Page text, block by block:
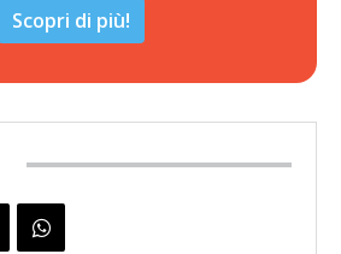
Scopri di più!